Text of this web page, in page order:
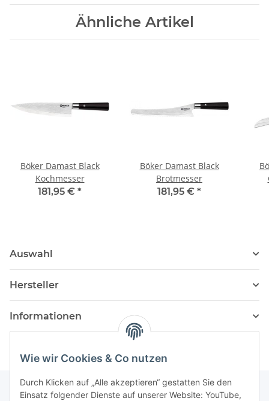
Wie wir Cookies & Co nutzen
Durch Klicken auf „Alle akzeptieren“ gestatten Sie den
Einsatz folgender Dienste auf unserer Website: YouTube,
Ähnliche Artikel
Böker Damast Black
Kochmesser
181,95 € *
Böker Damast Black
Brotmesser
181,95 € *
Auswahl
Hersteller
Informationen